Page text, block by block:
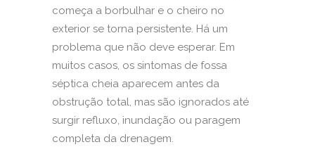
começa a borbulhar e o cheiro no
exterior se torna persistente. Há um
problema que não deve esperar. Em
muitos casos, os sintomas de fossa
séptica cheia aparecem antes da
obstrução total, mas são ignorados até
surgir refluxo, inundação ou paragem
completa da drenagem.